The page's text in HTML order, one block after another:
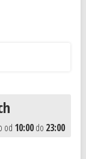
od 10:00do 23:00